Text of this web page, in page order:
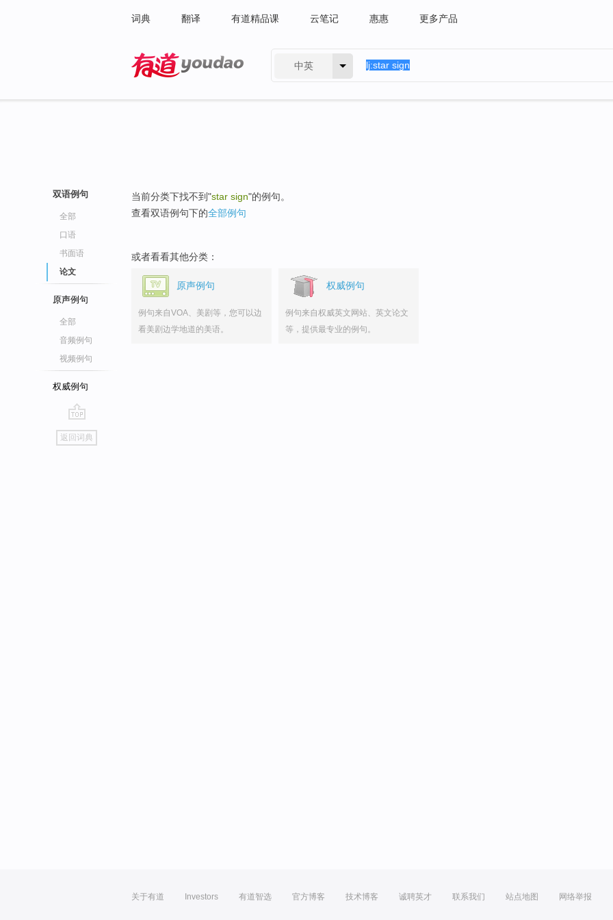
词典 翻译 有道精品课 云笔记 惠惠 更多产品
中英
双语例句
全部
口语
书面语
论文
原声例句
全部
音频例句
视频例句
权威例句
go
top
返回词典
当前分类下找不到"star sign"的例句。
查看双语例句下的全部例句
或者看看其他分类：
原声例句
例句来自VOA、美剧等，您可以边
看美剧边学地道的美语。
权威例句
例句来自权威英文网站、英文论文
等，提供最专业的例句。
关于有道 Investors 有道智选 官方博客 技术博客 诚聘英才 联系我们 站点地图 网络举报